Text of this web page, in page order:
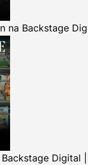
na Backstage
Digital